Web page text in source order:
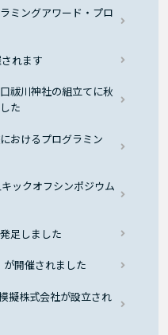
ミングアワード・プロ
れます
祓川神社の組立てに秋
た
おけるプログラミン
キックオフシンポジウム
足しました
が開催されました
擬株式会社が設立され